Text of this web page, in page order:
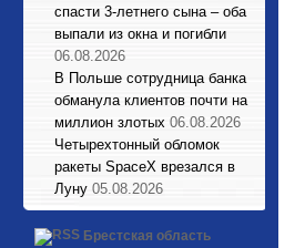
спасти 3-летнего сына – оба
выпали из окна и погибли
06.08.2026
В Польше сотрудница банка
обманула клиентов почти на
миллион злотых 06.08.2026
Четырехтонный обломок
ракеты SpaceX врезался в
Луну 05.08.2026
Брестская область